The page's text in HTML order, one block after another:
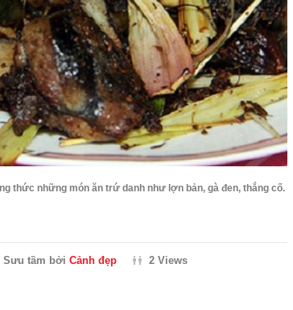
thức những món ăn trứ danh như lợn bản, gà đen, thắng cố.
Sưu tầm bởi Cảnh đẹp 2 Views